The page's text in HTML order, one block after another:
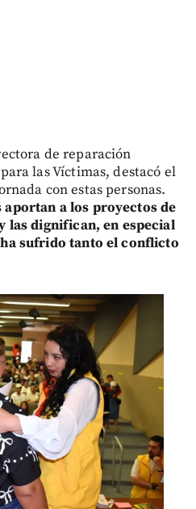
de reparación
las Víctimas, destacó el
con estas personas.
aportan a los proyectos de
las dignifican, en especial
sufrido tanto el conflicto